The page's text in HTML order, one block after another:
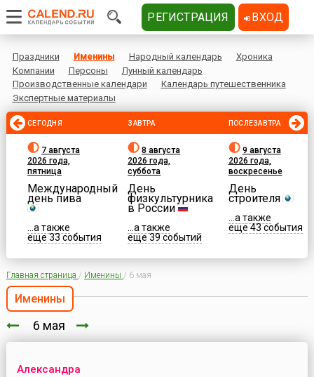
Праздники Именины Народный календарь
Хроника
Компании
Персоны
Лунный календарь
Производственные календари
Календарь путешественника
Экспертные материалы
СЕГОДНЯ
7 августа
2026 года,
пятница
Международный
день пива
...а также
еще 33 события
ЗАВТРА
8 августа
2026 года,
суббота
День
физкультурника
в России
...а также
еще 39 событий
ПОСЛЕЗАВТРА
9 августа
2026 года,
воскресенье
День
строителя
...а также
еще 43 события
Главная страница / Именины / 6 мая
Именины
6 мая
Александра
РЕГИСТРАЦИЯ ВХОД